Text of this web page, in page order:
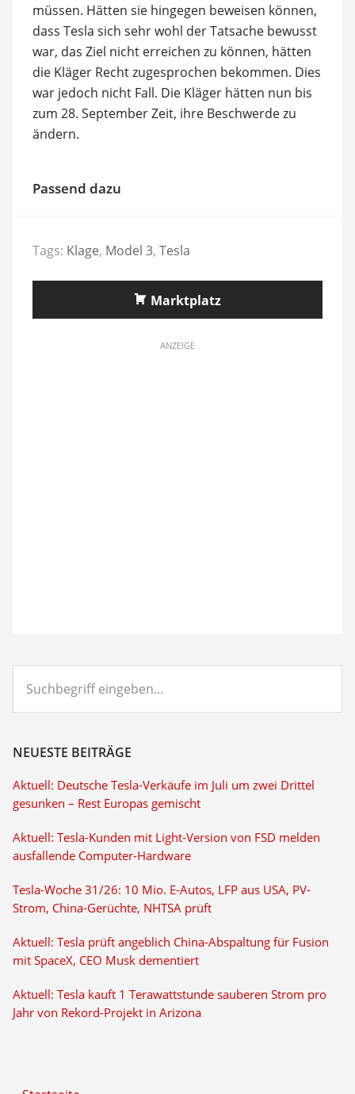
müssen. Hätten sie hingegen beweisen können,
dass Tesla sich sehr wohl der Tatsache bewusst
war, das Ziel nicht erreichen zu können, hätten
die Kläger Recht zugesprochen bekommen. Dies
war jedoch nicht Fall. Die Kläger hätten nun bis
zum 28. September Zeit, ihre Beschwerde zu
ändern.
Passend dazu
Tags: Klage, Model 3, Tesla
Marktplatz
ANZEIGE
eingeben...
NEUESTE BEITRÄGE
Aktuell: Deutsche Tesla-Verkäufe im Juli um zwei Drittel
gesunken – Rest Europas gemischt
Aktuell: Tesla-Kunden mit Light-Version von FSD melden
ausfallende Computer-Hardware
Tesla-Woche 31/26: 10 Mio. E-Autos, LFP aus USA, PV-
Strom, China-Gerüchte, NHTSA prüft
Aktuell: Tesla prüft angeblich China-Abspaltung für Fusion
mit SpaceX, CEO Musk dementiert
Aktuell: Tesla kauft 1 Terawattstunde sauberen Strom pro
Jahr von Rekord-Projekt in Arizona